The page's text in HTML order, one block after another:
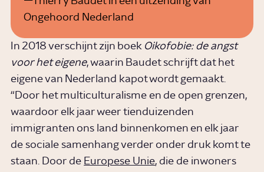
Ongehoord Nederland
In 2018 verschijnt zijn boek Oikofobie: de angst
voor het eigene, waarin Baudet schrijft dat het
eigene van Nederland kapot wordt gemaakt.
“Door het multiculturalisme en de open grenzen,
waardoor elk jaar weer tienduizenden
immigranten ons land binnenkomen en elk jaar
de sociale samenhang verder onder druk komt te
staan. Door de Europese Unie, die de inwoners